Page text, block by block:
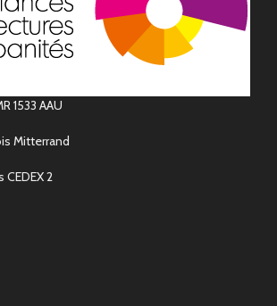
1533 AAU
Mitterrand
2